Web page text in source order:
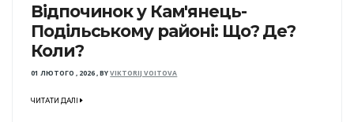
Відпочинок у Кам'янець-
Подільському районі: Що? Де?
Коли?
01 ЛЮТОГО , 2026,BYVIKTORIJ VOITOVA
ЧИТАТИ ДАЛІ